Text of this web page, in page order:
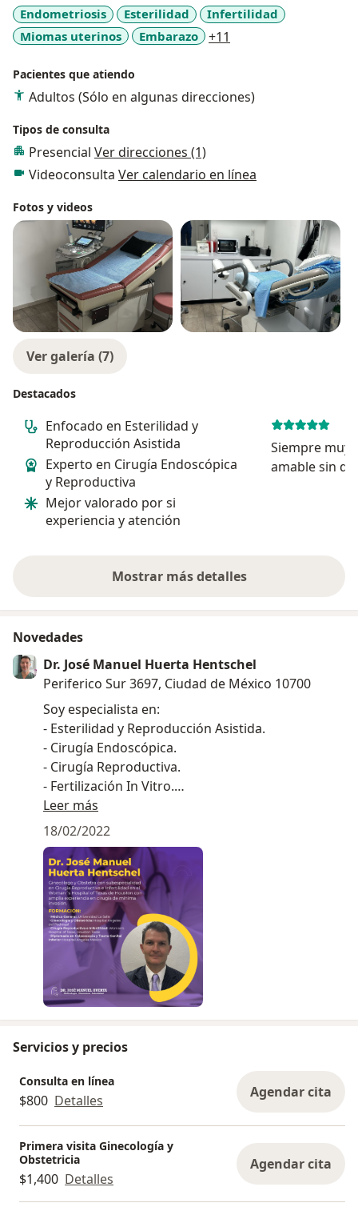
Agenda tu cita.
Endometriosis Esterilidad
Infertilidad
Miomas uterinos
Embarazo +11
Pacientes que atiendo
Adultos (Sólo en algunas direcciones)
Tipos de consulta
Presencial Ver direcciones (1)
Videoconsulta Ver calendario en línea
Fotos y videos
Ver galería (7)
Destacados
Enfocado en Esterilidad y
Reproducción Asistida
Experto en Cirugía Endoscópica
y Reproductiva
Mejor valorado por si
experiencia y atención
Siempre muy
amable sin
Mostrar más detalles
sobre la experiencia
Novedades
Dr. José Manuel Huerta Hentschel
Periferico Sur 3697, Ciudad de México 10700
Soy especialista en:
- Esterilidad y Reproducción Asistida.
- Cirugía Endoscópica.
- Cirugía Reproductiva.
- Fertilización In Vitro.
Algunos de los padecimientos que trato son:
- Endometriosis.
- Esterilidad.
- Infertilidad.
- Miomas uterinos.
- Embarazo.
- Enfermedad benigna de las mamas.
- Embarazo de alto riesgo.
- Enfermedad ovárica poliquística.
- Pérdida gestacional recurrente.
- Virus del papiloma humano (VPH), etc.
Agenda tu cita.
Leer más
18/02/2022
Servicios y precios
Consulta en línea
$800 Detalles Agendar cita
Primera visita Ginecología y
Obstetricia
$1,400 Detalles
Agendar cita